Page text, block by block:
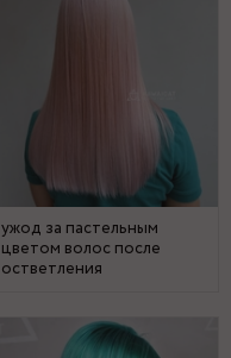
ужод за пастельным
цветом волос после
остветления